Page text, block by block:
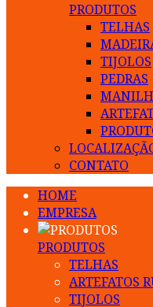
PRODUTOS
TELHAS
TIJOLOS
PEDRAS
CONTATO
HOME
EMPRESA
PRODUTOS
TELHAS
ARTEFATOS
TIJOLOS